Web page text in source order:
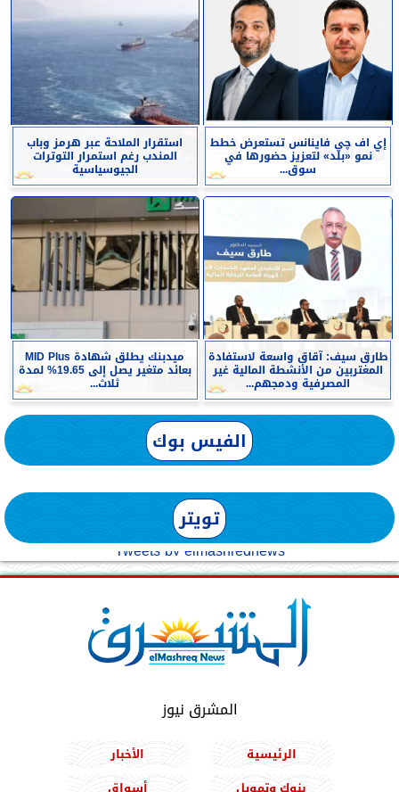
إي اف چي فاينانس تستعرض خطط
نمو «بلد» لتعزيز حضورها في
سوق...
استقرار الملاحة عبر هرمز وباب
المندب رغم استمرار التوترات
الجيوسياسية
طارق سيف: آقاق واسعة لاستفادة
المغتربين من الأنشطة المالية غير
المصرفية ودمجهم...
ميدبنك يطلق شهادة MID Plus
بعائد متغير يصل إلى 19.65% لمدة
ثلاث...
الفيس بوك
تويتر
Tweets by elmashreqnews
المشرق نيوز
الرئيسية
الأخبار